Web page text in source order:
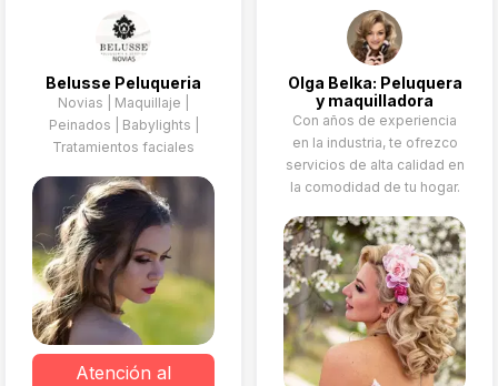
atender a grandes
grupos (invitadas,
madrinas e incluso el
novio), pruebas y
maquillaje hasta el final
del reportaje fotográfico,
aseguran un día sin
estrés y con resultados
impecables.
invitadas se sientan
auténticas protagonistas,
sin preocupaciones
Belusse Peluqueria
Novias | Maquillaje |
Peinados | Babylights |
Tratamientos faciales
Atención al
Olga Belka: Peluquera
y maquilladora
Con años de experiencia
en la industria, te ofrezco
servicios de alta calidad en
la comodidad de tu hogar.